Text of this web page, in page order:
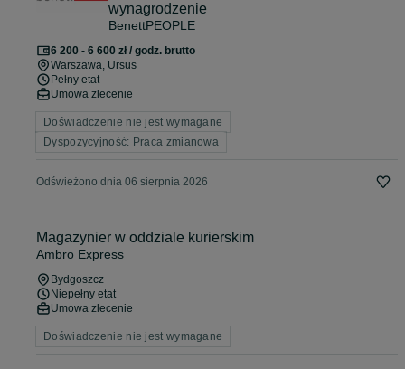
wynagrodzenie
BenettPEOPLE
6 200 - 6 600 zł / godz. brutto
Warszawa, Ursus
Pełny etat
Umowa zlecenie
Doświadczenie nie jest wymagane
Dyspozycyjność: Praca zmianowa
Odświeżono dnia 06 sierpnia 2026
Magazynier w oddziale kurierskim
Ambro Express
Bydgoszcz
Niepełny etat
Umowa zlecenie
Doświadczenie nie jest wymagane